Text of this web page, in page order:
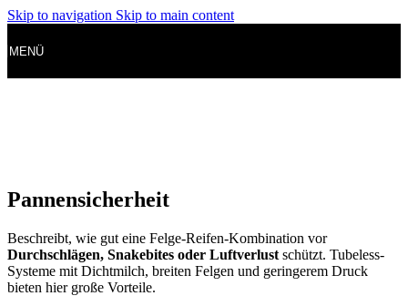
Skip to navigation Skip to main content
MENÜ
Pannensicherheit
Beschreibt, wie gut eine Felge-Reifen-Kombination vor
Durchschlägen, Snakebites oder Luftverlust schützt. Tubeless-
Systeme mit Dichtmilch, breiten Felgen und geringerem Druck
bieten hier große Vorteile.